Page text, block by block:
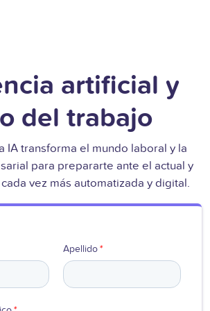
artificial y
del trabajo
IA transforma el mundo laboral y la
para prepararte ante el actual y
vez más automatizada y digital.
Apellido*